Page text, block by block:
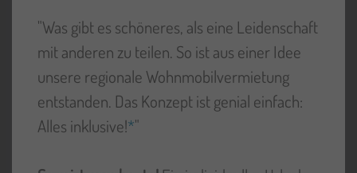
"Was gibt es schöneres, als eine Leidenschaft
mit anderen zu teilen. So ist aus einer Idee
unsere regionale Wohnmobilvermietung
entstanden. Das Konzept ist genial einfach:
Alles inklusive!*"